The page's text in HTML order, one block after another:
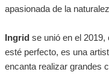
apasionada de la
Ingrid se unió en el
esté perfecto, es una
encanta realizar grandes